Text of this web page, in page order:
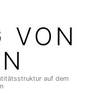
VON
auf dem